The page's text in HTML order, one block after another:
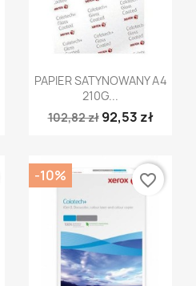
Szybki podgląd
PAPIER SATYNOWANY A4
210G...
102,82 zł 92,53 zł
-10% favorite_border